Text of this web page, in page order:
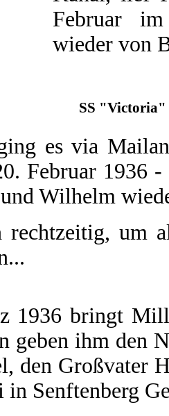
Februar
wieder von
SS "Victoria"
es via
Februar 1936
Wilhelm
rechtzeitig, um
1936 bringt
geben ihm den
den Großvater
in Senftenberg